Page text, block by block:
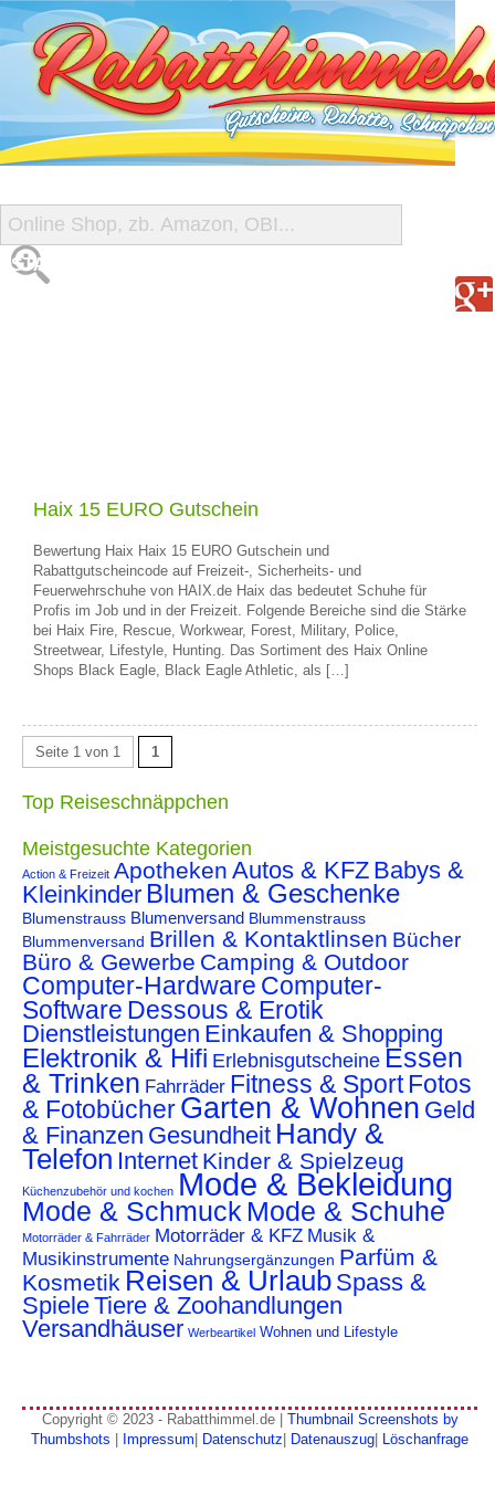
START
Haix 15 EURO Gutschein
Bewertung Haix Haix 15 EURO Gutschein und
Rabattgutscheincode auf Freizeit-, Sicherheits- und
Feuerwehrschuhe von HAIX.de Haix das bedeutet Schuhe für
Profis im Job und in der Freizeit. Folgende Bereiche sind die Stärke
bei Haix Fire, Rescue, Workwear, Forest, Military, Police,
Streetwear, Lifestyle, Hunting. Das Sortiment des Haix Online
Shops Black Eagle, Black Eagle Athletic, als […]
Seite 1 von 1 1
Top Reiseschnäppchen
Meistgesuchte Kategorien
Action & Freizeit Apotheken Autos & KFZ Babys &
Kleinkinder Blumen & Geschenke
Blumenstrauss Blumenversand Blummenstrauss
Blummenversand Brillen & Kontaktlinsen Bücher
Büro & Gewerbe Camping & Outdoor
Computer-Hardware Computer-
Software Dessous & Erotik
Dienstleistungen Einkaufen & Shopping
Elektronik & Hifi Erlebnisgutscheine Essen
& Trinken Fahrräder Fitness & SportFotos
& FotobücherGarten & Wohnen Geld
& Finanzen Gesundheit Handy &
Telefon Internet Kinder & Spielzeug
Küchenzubehör und kochen Mode & Bekleidung
Mode & Schmuck Mode & Schuhe
Motorräder & Fahrräder Motorräder & KFZ Musik &
Musikinstrumente Nahrungsergänzungen Parfüm &
Kosmetik Reisen & Urlaub Spass &
SpieleTiere & Zoohandlungen
Versandhäuser Werbeartikel Wohnen und Lifestyle
Copyright © 2023 - Rabatthimmel.de | Thumbnail Screenshots by
Thumbshots
Impressum Datenschutz Datenauszug Löschanfrage